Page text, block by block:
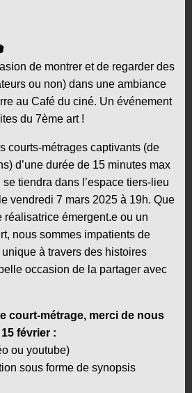
de montrer et de regarder des
ou non) dans une ambiance
au Café du ciné. Un événement
du 7ème art !
courts-métrages captivants (de
d’une durée de 15 minutes max
tiendra dans l’espace tiers-lieu
vendredi 7 mars 2025 à 19h. Que
réalisatrice émergent.e ou un
nous sommes impatients de
à travers des histoires
occasion de la partager avec
court-métrage, merci de nous
février :
ou youtube)
sous forme de synopsis